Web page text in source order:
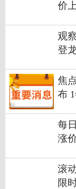
价
观
登
焦
布
每
涨
滚
限